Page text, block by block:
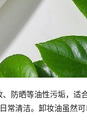
防晒等油性污垢，适
常清洁。卸妆油虽然